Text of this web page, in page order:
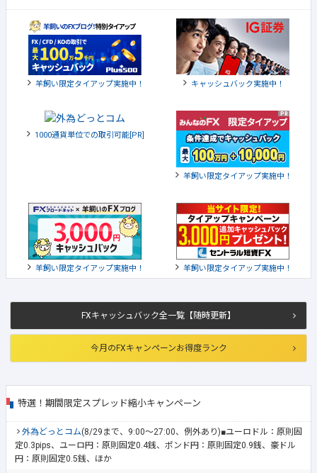
FXキャッシュバック全一覧【随時更新】
今月のFXキャンペーンお得度ランク
特選！期間限定スプレッド縮小キャンペーン
外為どっとコム(8/29まで、9:00～27:00、例外あり)■ユーロドル：原則固
定0.3pips、ユーロ円：原則固定0.4銭、ポンド円：原則固定0.9銭、豪ドル
円：原則固定0.5銭、ほか
羊飼い限定タイアップ実施中！ キャッシュバック実施中！
1000通貨単位での取引可能[PR]
羊飼い限定タイアップ実施中！
羊飼い限定タイアップ実施中！ 羊飼い限定タイアップ実施中！